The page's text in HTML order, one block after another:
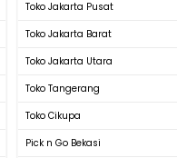
Toko Jakarta Pusat
Toko Jakarta Barat
Toko Jakarta Utara
Toko Tangerang
Toko Cikupa
Pick n Go Bekasi